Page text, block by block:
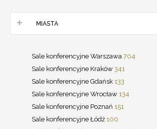
MIASTA
Sale konferencyjne Warszawa 704
Sale konferencyjne Kraków 341
Sale konferencyjne Gdańsk 133
Sale konferencyjne Wrocław 134
Sale konferencyjne Poznań 151
Sale konferencyjne Łódź 100